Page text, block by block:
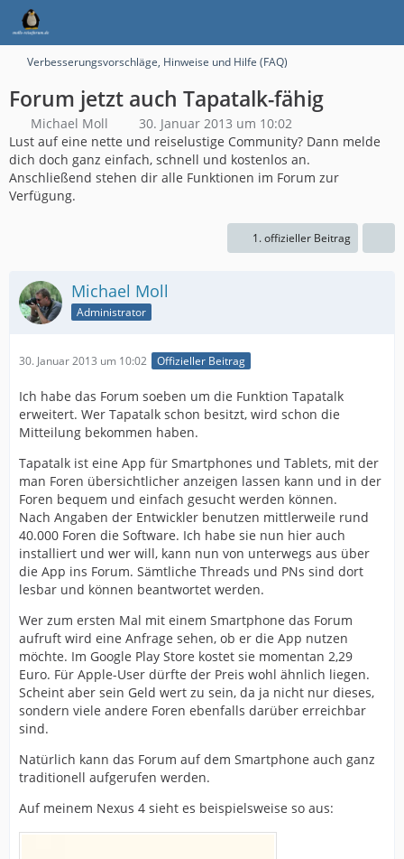
Verbesserungsvorschläge, Hinweise und Hilfe (FAQ)
Forum jetzt auch Tapatalk-fähig
Michael Moll
30. Januar 2013 um 10:02
Lust auf eine nette und reiselustige Community? Dann melde
dich doch ganz einfach, schnell und kostenlos an.
Anschließend stehen dir alle Funktionen im Forum zur
Verfügung.
1. offizieller Beitrag
Michael Moll
Administrator
30. Januar 2013 um 10:02 Offizieller Beitrag
Ich habe das Forum soeben um die Funktion Tapatalk
erweitert. Wer Tapatalk schon besitzt, wird schon die
Mitteilung bekommen haben.
Tapatalk ist eine App für Smartphones und Tablets, mit der
man Foren übersichtlicher anzeigen lassen kann und in der
Foren bequem und einfach gesucht werden können.
Nach Angaben der Entwickler benutzen mittlerweile rund
40.000 Foren die Software. Ich habe sie nun hier auch
installiert und wer will, kann nun von unterwegs aus über
die App ins Forum. Sämtliche Threads und PNs sind dort
lesbar und können beantwortet werden.
Wer zum ersten Mal mit einem Smartphone das Forum
aufruft wird eine Anfrage sehen, ob er die App nutzen
möchte. Im Google Play Store kostet sie momentan 2,29
Euro. Für Apple-User dürfte der Preis wohl ähnlich liegen.
Scheint aber sein Geld wert zu sein, da ja nicht nur dieses,
sondern viele andere Foren ebenfalls darüber erreichbar
sind.
Natürlich kann das Forum auf dem Smartphone auch ganz
traditionell aufgerufen werden.
Auf meinem Nexus 4 sieht es beispielsweise so aus: